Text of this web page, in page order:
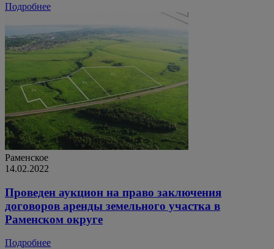
Подробнее
Раменское
14.02.2022
Проведен аукцион на право заключения
договоров аренды земельного участка в
Раменском округе
Подробнее